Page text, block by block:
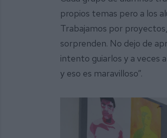
propios temas pero a los
Trabajamos por
sorprenden. No dejo de
intento guiarlos y a veces
y eso es maravilloso”.